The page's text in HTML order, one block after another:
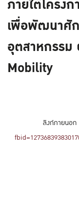
ภายใต้โครง
เพื่อพัฒนาศั
อุตสาหกรรม
Mobility
ลิงก์ภายนอก